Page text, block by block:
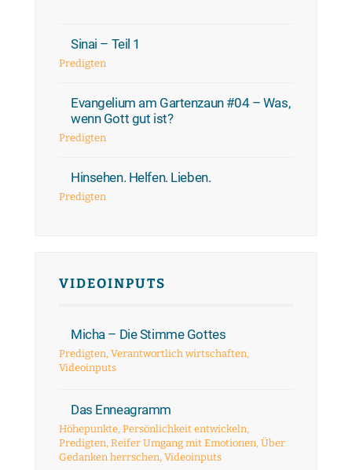
Sinai – Teil 1
Predigten
Evangelium am Gartenzaun #04 – Was,
wenn Gott gut ist?
Predigten
Hinsehen. Helfen. Lieben.
Predigten
VIDEOINPUTS
Micha – Die Stimme Gottes
Predigten, Verantwortlich wirtschaften,
Videoinputs
Das Enneagramm
Höhepunkte, Persönlichkeit entwickeln,
Predigten, Reifer Umgang mit Emotionen, Über
Gedanken herrschen, Videoinputs